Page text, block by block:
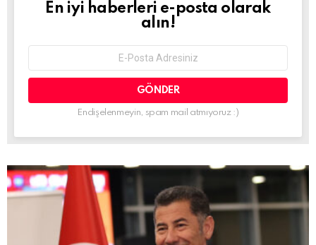
NEWSLETTER
En iyi haberleri e-posta olarak
alın!
Endişelenmeyin, spam mail atmıyoruz :)